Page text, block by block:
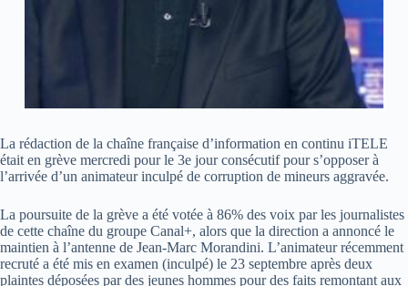
La rédaction de la chaîne française d’information en continu iTELE
était en grève mercredi pour le 3e jour consécutif pour s’opposer à
l’arrivée d’un animateur inculpé de corruption de mineurs aggravée.
La poursuite de la grève a été votée à 86% des voix par les journalistes
de cette chaîne du groupe Canal+, alors que la direction a annoncé le
maintien à l’antenne de Jean-Marc Morandini. L’animateur récemment
recruté a été mis en examen (inculpé) le 23 septembre après deux
plaintes déposées par des jeunes hommes pour des faits remontant aux